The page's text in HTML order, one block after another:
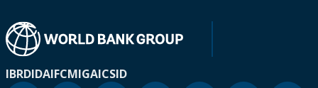
IBRDIDAIFCMIGAICSID